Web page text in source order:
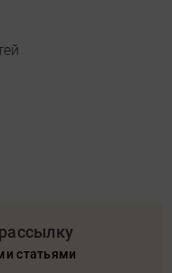
статьями